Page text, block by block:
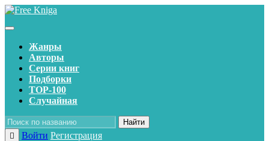
Жанры
Авторы
Серии книг
Подборки
TOP-100
Случайная
Найти
Войти Регистрация